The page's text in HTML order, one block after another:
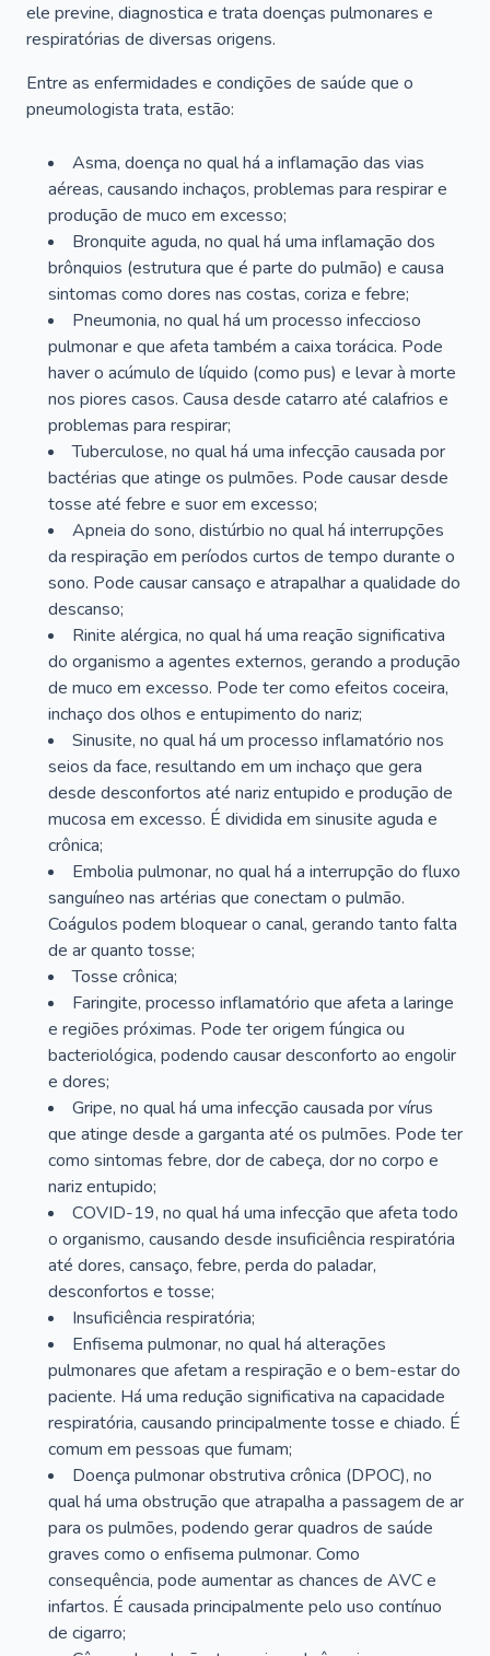
ele previne, diagnostica e trata doenças pulmonares e
respiratórias de diversas origens.
Entre as enfermidades e condições de saúde que o
pneumologista trata, estão:
Asma, doença no qual há a inflamação das vias
aéreas, causando inchaços, problemas para respirar e
produção de muco em excesso;
Bronquite aguda, no qual há uma inflamação dos
brônquios (estrutura que é parte do pulmão) e causa
sintomas como dores nas costas, coriza e febre;
Pneumonia, no qual há um processo infeccioso
pulmonar e que afeta também a caixa torácica. Pode
haver o acúmulo de líquido (como pus) e levar à morte
nos piores casos. Causa desde catarro até calafrios e
problemas para respirar;
Tuberculose, no qual há uma infecção causada por
bactérias que atinge os pulmões. Pode causar desde
tosse até febre e suor em excesso;
Apneia do sono, distúrbio no qual há interrupções
da respiração em períodos curtos de tempo durante o
sono. Pode causar cansaço e atrapalhar a qualidade do
descanso;
Rinite alérgica, no qual há uma reação significativa
do organismo a agentes externos, gerando a produção
de muco em excesso. Pode ter como efeitos coceira,
inchaço dos olhos e entupimento do nariz;
Sinusite, no qual há um processo inflamatório nos
seios da face, resultando em um inchaço que gera
desde desconfortos até nariz entupido e produção de
mucosa em excesso. É dividida em sinusite aguda e
crônica;
Embolia pulmonar, no qual há a interrupção do fluxo
sanguíneo nas artérias que conectam o pulmão.
Coágulos podem bloquear o canal, gerando tanto falta
de ar quanto tosse;
Tosse crônica;
Faringite, processo inflamatório que afeta a laringe
e regiões próximas. Pode ter origem fúngica ou
bacteriológica, podendo causar desconforto ao engolir
e dores;
Gripe, no qual há uma infecção causada por vírus
que atinge desde a garganta até os pulmões. Pode ter
como sintomas febre, dor de cabeça, dor no corpo e
nariz entupido;
COVID-19, no qual há uma infecção que afeta todo
o organismo, causando desde insuficiência respiratória
até dores, cansaço, febre, perda do paladar,
desconfortos e tosse;
Insuficiência respiratória;
Enfisema pulmonar, no qual há alterações
pulmonares que afetam a respiração e o bem-estar do
paciente. Há uma redução significativa na capacidade
respiratória, causando principalmente tosse e chiado. É
comum em pessoas que fumam;
Doença pulmonar obstrutiva crônica (DPOC), no
qual há uma obstrução que atrapalha a passagem de ar
para os pulmões, podendo gerar quadros de saúde
graves como o enfisema pulmonar. Como
consequência, pode aumentar as chances de AVC e
infartos. É causada principalmente pelo uso contínuo
de cigarro;